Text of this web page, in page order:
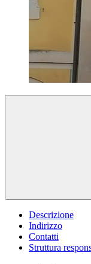
Descrizione
Indirizzo
Contatti
Struttura